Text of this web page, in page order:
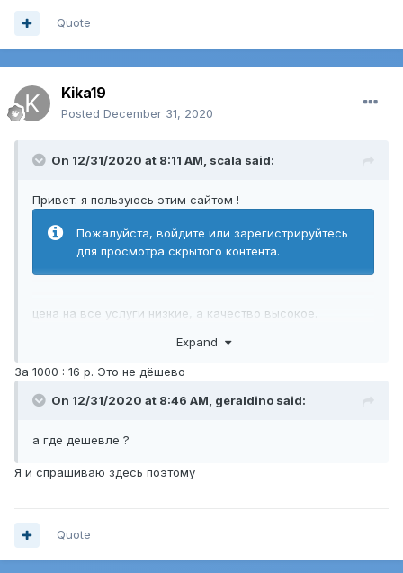
Quote
Kika19
Posted December 31, 2020
On 12/31/2020 at 8:11 AM, scala said:
Привет. я пользуюсь этим сайтом !
Пожалуйста, войдите или зарегистрируйтесь
для просмотра скрытого контента.
цена на все услуги низкие, а качество высокое.
Expand
За 1000 : 16 р. Это не дёшево
On 12/31/2020 at 8:46 AM, geraldino said:
а где дешевле ?
Я и спрашиваю здесь поэтому
Quote